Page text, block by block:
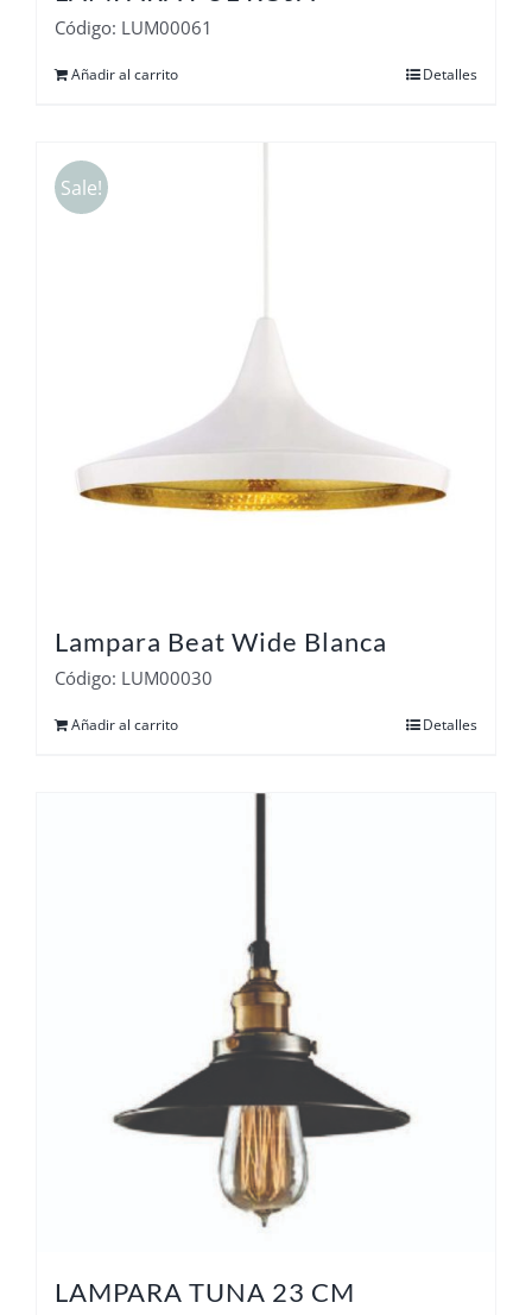
Código: LUM00061
Añadir al carrito Detalles
Sale!
Lampara Beat Wide Blanca
Código: LUM00030
Añadir al carrito Detalles
LAMPARA TUNA 23 CM